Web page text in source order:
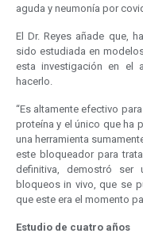
aguda y neumonía por
El Dr. Reyes añade que,
sido estudiada en
esta investigación en el
hacerlo.
“Es altamente efectivo
proteína y el único que ha
una herramienta
este bloqueador para
definitiva, demostró ser
bloqueos in vivo, que se
que este era el momento
Estudio de cuatro años